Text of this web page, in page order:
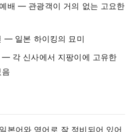
배 — 관광객이 거의 없는 고요한
— 일본 하이킹의 묘미
— 각 신사에서 지팡이에 고유한
본어와 영어로 잘 정비되어 있어